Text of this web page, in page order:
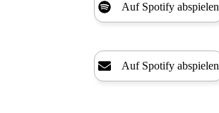
Auf Spotify abspielen
Auf Spotify abspielen